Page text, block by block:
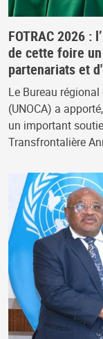
FOTRAC 2026 :
de cette foire
partenariats et
Le Bureau
(UNOCA) a
un important
Transfrontalière